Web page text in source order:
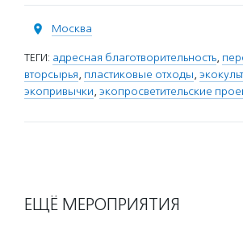
Москва
ТЕГИ: адресная благотворительность,
вторсырья, пластиковые отходы,
экопривычки, экопросветительские
ЕЩЁ МЕРОПРИЯТИЯ